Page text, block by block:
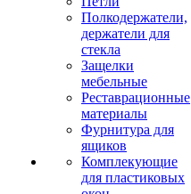
Полкодержатели,
держатели для
стекла
Защелки
мебельные
Реставрационные
материалы
Фурнитура для
ящиков
Комплекующие
для пластиковых